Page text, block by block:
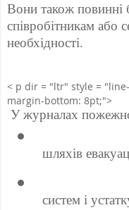
Вони також повинні
співробітникам або
необхідності.
< p dir = "ltr" style =
margin-bottom: 8pt;">
У журналах
шляхів
систем і